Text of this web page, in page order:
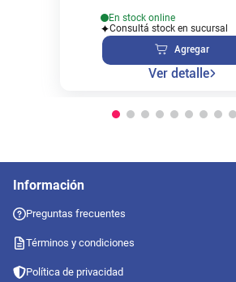
En stock online
Consultá stock en sucursal
Agregar
Ver detalle
Información
Preguntas frecuentes
Términos y condiciones
Política de privacidad